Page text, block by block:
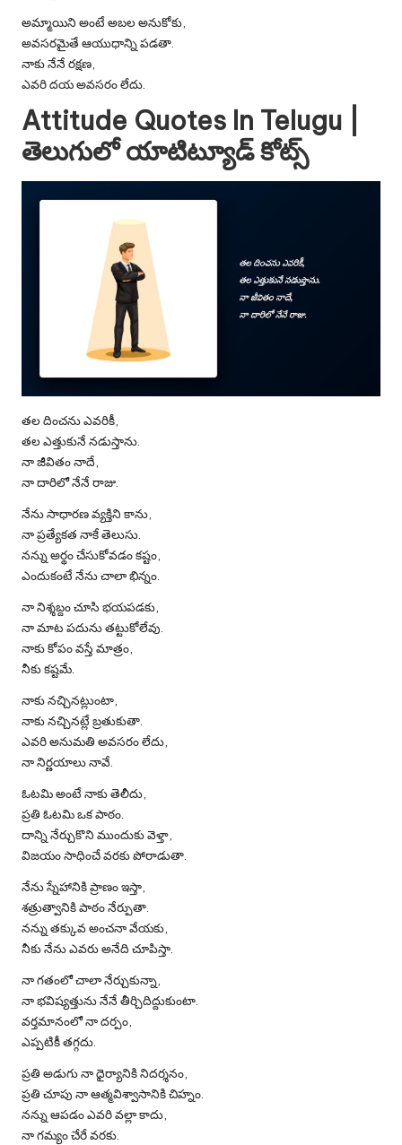
అమ్మాయిని అంటే అబల అనుకోకు,
అవసరమైతే ఆయుధాన్ని పడతా.
నాకు నేనే రక్షణ,
ఎవరి దయ అవసరం లేదు.
Attitude Quotes In Telugu |
తెలుగులో యాటిట్యూడ్ కోట్స్
తల దించను ఎవరికీ,
తల ఎత్తుకునే నడుస్తాను.
నా జీవితం నాదే,
నా దారిలో నేనే రాజు.
నేను సాధారణ వ్యక్తిని కాను,
నా ప్రత్యేకత నాకే తెలుసు.
నన్ను అర్థం చేసుకోవడం కష్టం,
ఎందుకంటే నేను చాలా భిన్నం.
నా నిశ్శబ్దం చూసి భయపడకు,
నా మాట పదును తట్టుకోలేవు.
నాకు కోపం వస్తే మాత్రం,
నీకు కష్టమే.
నాకు నచ్చినట్లుంటా,
నాకు నచ్చినట్లే బ్రతుకుతా.
ఎవరి అనుమతి అవసరం లేదు,
నా నిర్ణయాలు నావే.
ఓటమి అంటే నాకు తెలీదు,
ప్రతి ఓటమి ఒక పాఠం.
దాన్ని నేర్చుకొని ముందుకు వెళ్తా,
విజయం సాధించే వరకు పోరాడుతా.
నేను స్నేహానికి ప్రాణం ఇస్తా,
శత్రుత్వానికి పాఠం నేర్పుతా.
నన్ను తక్కువ అంచనా వేయకు,
నీకు నేను ఎవరు అనేది చూపిస్తా.
నా గతంలో చాలా నేర్చుకున్నా,
నా భవిష్యత్తును నేనే తీర్చిదిద్దుకుంటా.
వర్తమానంలో నా దర్పం,
ఎప్పటికీ తగ్గదు.
ప్రతి అడుగు నా ధైర్యానికి నిదర్శనం,
ప్రతి చూపు నా ఆత్మవిశ్వాసానికి చిహ్నం.
నన్ను ఆపడం ఎవరి వల్లా కాదు,
నా గమ్యం చేరే వరకు.